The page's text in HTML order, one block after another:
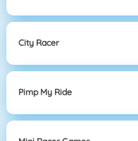
City Racer
Pimp My Ride